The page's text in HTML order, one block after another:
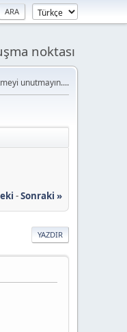
noktası
unutmayın....
-Sonraki »
YAZDIR